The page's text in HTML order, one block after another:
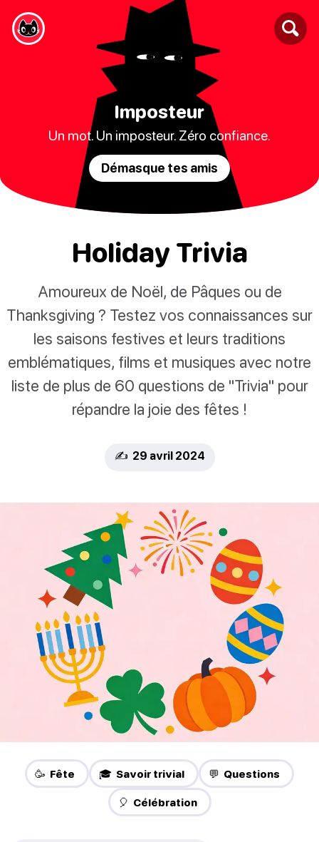
Imposteur
Un mot. Un imposteur. Zéro confiance.
Démasque tes amis
Holiday Trivia
Amoureux de Noël, de Pâques ou de
Thanksgiving ? Testez vos connaissances sur
les saisons festives et leurs traditions
emblématiques, films et musiques avec notre
liste de plus de 60 questions de "Trivia" pour
répandre la joie des fêtes !
✍️ 29 avril 2024
🥳 Fête 🎓 Savoir trivial 💬 Questions
🎈 Célébration